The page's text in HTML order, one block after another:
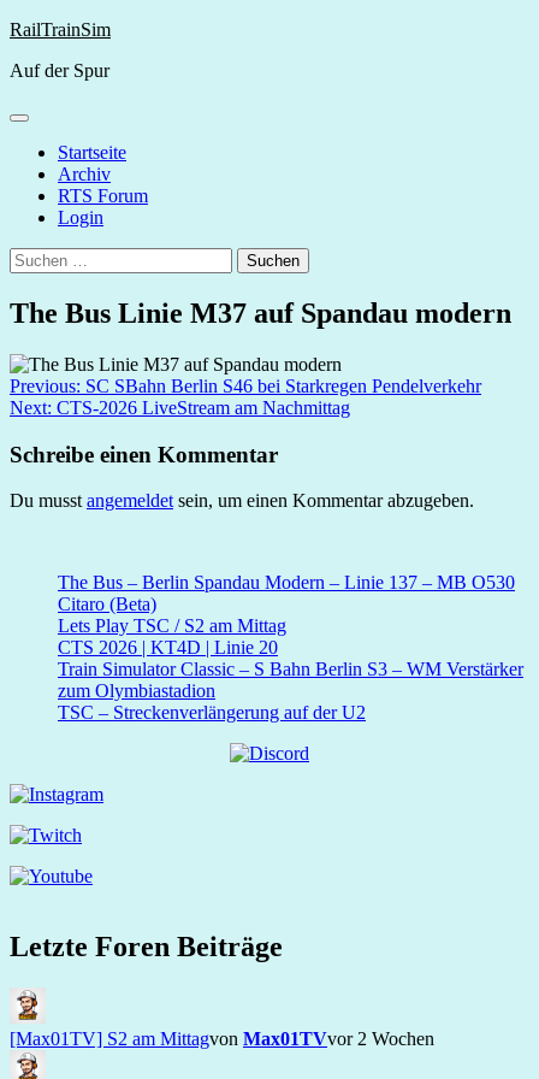
Skip
content
RailTrainSim
Auf der Spur
Startseite
Archiv
RTS Forum
Login
Suchen
nach:
The Bus Linie M37 auf Spandau modern
Beitragsnavigation
Previous: SC SBahn Berlin S46 bei Starkregen Pendelverkehr
Next: CTS-2026 LiveStream am Nachmittag
Schreibe einen Kommentar
Du musst angemeldet sein, um einen Kommentar abzugeben.
The Bus – Berlin Spandau Modern – Linie 137 – MB O530
Citaro (Beta)
Lets Play TSC / S2 am Mittag
CTS 2026 | KT4D | Linie 20
Train Simulator Classic – S Bahn Berlin S3 – WM Verstärker
zum Olymbiastadion
TSC – Streckenverlängerung auf der U2
Letzte Foren Beiträge
[Max01TV] S2 am Mittagvon Max01TVvor 2 Wochen